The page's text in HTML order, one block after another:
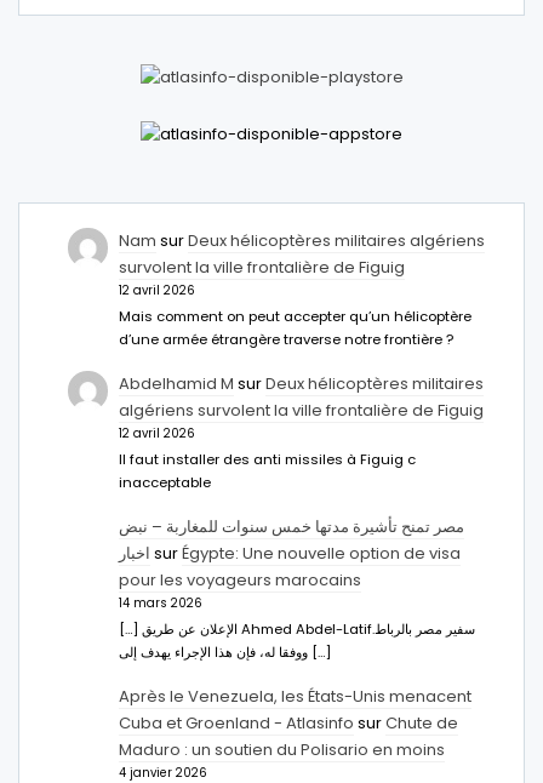
Nam surDeux hélicoptères militaires algériens
survolent la ville frontalière de Figuig
12 avril 2026
Mais comment on peut accepter qu’un hélicoptère
d’une armée étrangère traverse notre frontière ?
Abdelhamid M surDeux hélicoptères militaires
algériens survolent la ville frontalière de Figuig
12 avril 2026
Il faut installer des anti missiles à Figuig c
inacceptable
مصر تمنح تأشيرة مدتها خمس سنوات للمغاربة – نبض
اخبار surÉgypte: Une nouvelle option de visa
pour les voyageurs marocains
14 mars 2026
[…] الإعلان عن طريق Ahmed Abdel-Latifسفير مصر بالرباط.
ووفقا له، فإن هذا الإجراء يهدف إلى […]
Après le Venezuela, les États-Unis menacent
Cuba et Groenland - Atlasinfo surChute de
Maduro : un soutien du Polisario en moins
4 janvier 2026